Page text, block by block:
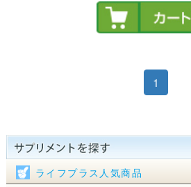
1
ライフプラス人気商品